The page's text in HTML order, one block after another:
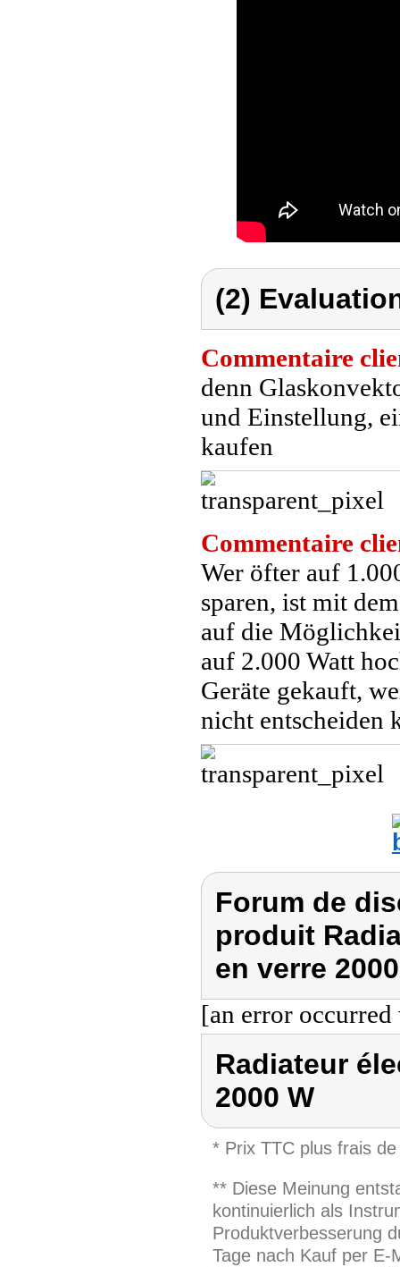
(2)
Commentaire
denn
und Einstellung,
kaufen
Commentaire
Wer öfter auf
sparen, ist mit
auf die
auf 2.000 Watt
Geräte gekauft,
nicht entscheiden
Forum de
produit
en verre
[an error
Radiateur
2000 W
* Prix TTC plus frais
** Diese Meinung
kontinuierlich als
Produktverbesserung
Tage nach Kauf per E-